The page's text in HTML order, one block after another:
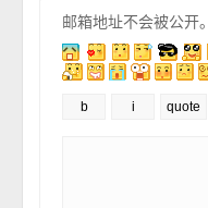
邮箱地址不会被公开。